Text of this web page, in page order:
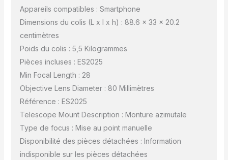
Appareils compatibles : Smartphone
Dimensions du colis (L x l x h) : 88.6 x 33 x 20.2
centimètres
Poids du colis : 5,5 Kilogrammes
Pièces incluses : ES2025
Min Focal Length : 28
Objective Lens Diameter : 80 Millimètres
Référence : ES2025
Telescope Mount Description : Monture azimutale
Type de focus : Mise au point manuelle
Disponibilité des pièces détachées : Information
indisponible sur les pièces détachées